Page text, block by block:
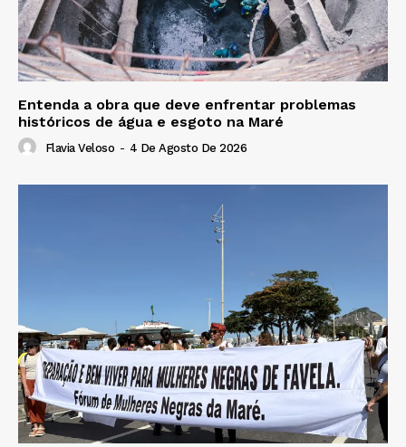
Entenda a obra que deve enfrentar problemas
históricos de água e esgoto na Maré
Flavia Veloso - 4 De Agosto De 2026